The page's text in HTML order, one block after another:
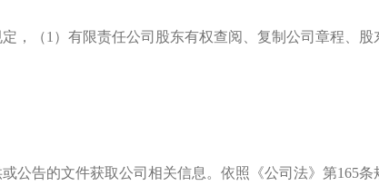
，（1）有限责任公司股东有权查阅、复制公司章程、
公告的文件获取公司相关信息。依照《公司法》第165